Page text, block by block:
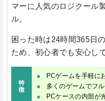
マーに人気のロジクール
ル。
困った時は24時間365日
ため、初心者でも安心し
特
徴
PCゲームを手軽に
多くのゲームでフ
PCケースの内部が